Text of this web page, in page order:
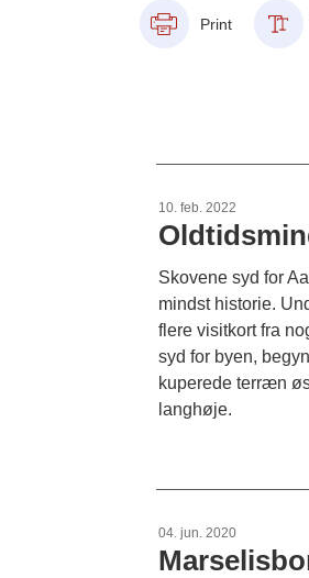
Print
10. feb. 2022
Skovene syd for
mindst historie.
flere visitkort fra
syd for byen,
kuperede terræn
langhøje.
04. jun. 2020